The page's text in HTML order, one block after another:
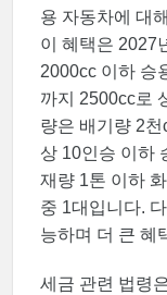
용 자동차에 대
이 혜택은 2027
2000cc 이하 승
까지 2500cc로
량은 배기량 2천
상 10인승 이하
재량 1톤 이하
중 1대입니다.
능하며 더 큰 혜
세금 관련 법령